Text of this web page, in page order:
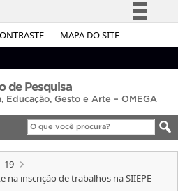
MAPA DO SITE
Simplifique!
Acesso à informação
Legislação
Canais
de Pesquisa
Gesto e Arte – OMEGA
19
na inscrição de trabalhos na SIIEPE